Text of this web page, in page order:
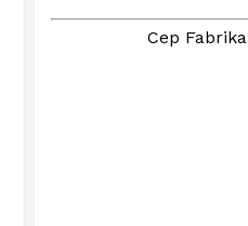
Cep Fabrika